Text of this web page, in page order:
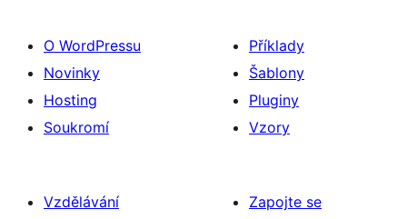
O WordPressu
Novinky
Hosting
Soukromí
Příklady
Šablony
Pluginy
Vzory
Vzdělávání
Zapojte se